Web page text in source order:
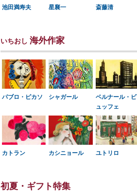
池田満寿夫 星襄一 斎藤清
いちおし 海外作家
パブロ・ピカソ シャガール
ベルナール・ビ
ュッフェ
カトラン カシニョール ユトリロ
初夏・ギフト特集